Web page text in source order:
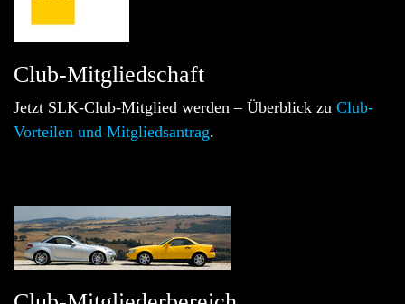
Club-Mitgliedschaft
Jetzt SLK-Club-Mitglied werden – Überblick zu Club-
Vorteilen und Mitgliedsantrag.